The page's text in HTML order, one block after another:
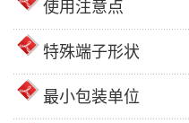
使用注意点
特殊端子形状
最小包装单位